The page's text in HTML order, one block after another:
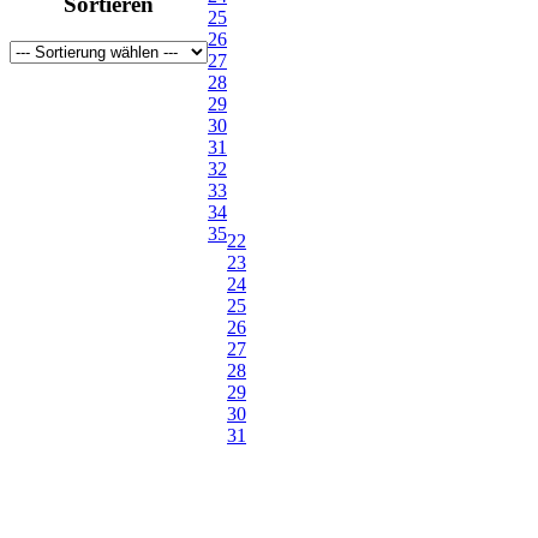
41
43
25
26
27
28
29
30
31
32
33
34
3522
23
24
25
26
27
28
29
30
31